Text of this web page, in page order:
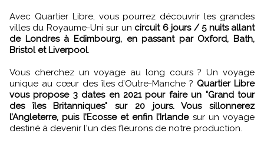
Avec Quartier Libre, vous pourrez découvrir les grandes
villes du Royaume-Uni sur un circuit 6 jours / 5 nuits allant
de Londres à Edimbourg, en passant par Oxford, Bath,
Bristol et Liverpool.
Vous cherchez un voyage au long cours ? Un voyage
unique au cœur des îles d’Outre-Manche ? Quartier Libre
vous propose 3 dates en 2021 pour faire un "Grand tour
des îles Britanniques" sur 20 jours. Vous sillonnerez
l’Angleterre, puis l’Ecosse et enfin l’Irlandesur un voyage
destiné à devenir l'un des fleurons de notre production.